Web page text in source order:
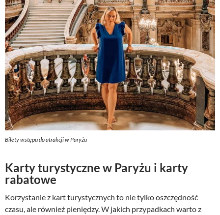
Bilety wstępu do atrakcji w Paryżu
Karty turystyczne w Paryżu i karty
rabatowe
Korzystanie z kart turystycznych to nie tylko oszczędność
czasu, ale również pieniędzy. W jakich przypadkach warto z